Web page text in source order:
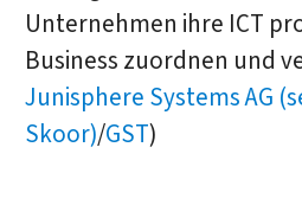
Unternehmen ihre ICT
Business zuordnen und
Junisphere Systems AG
Skoor)/GST)